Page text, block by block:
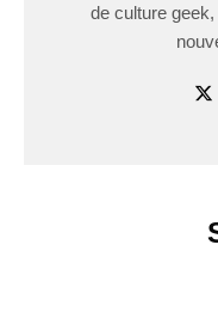
de culture